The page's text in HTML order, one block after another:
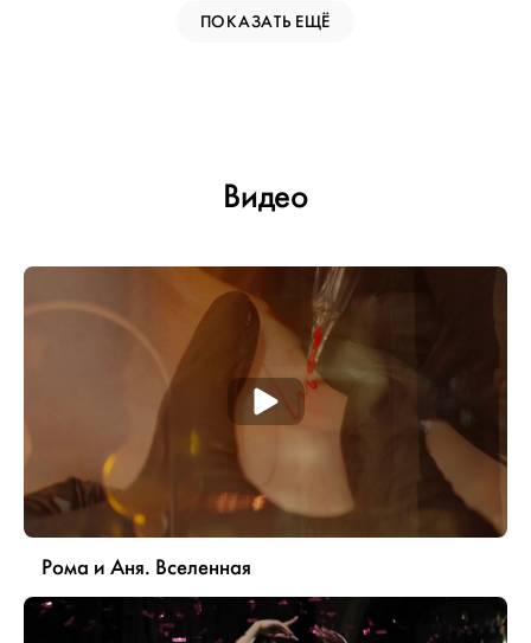
ПОКАЗАТЬ ЕЩЁ
Видео
Рома и Аня. Вселенная